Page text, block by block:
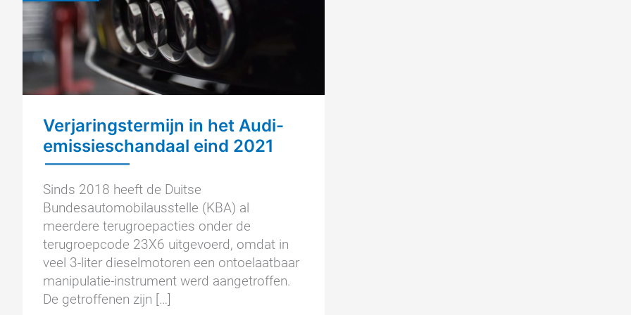
Verjaringstermijn in het Audi-
emissieschandaal eind 2021
Sinds 2018 heeft de Duitse
Bundesautomobilausstelle (KBA) al
meerdere terugroepacties onder de
terugroepcode 23X6 uitgevoerd, omdat in
veel 3-liter dieselmotoren een ontoelaatbaar
manipulatie-instrument werd aangetroffen.
De getroffenen zijn […]